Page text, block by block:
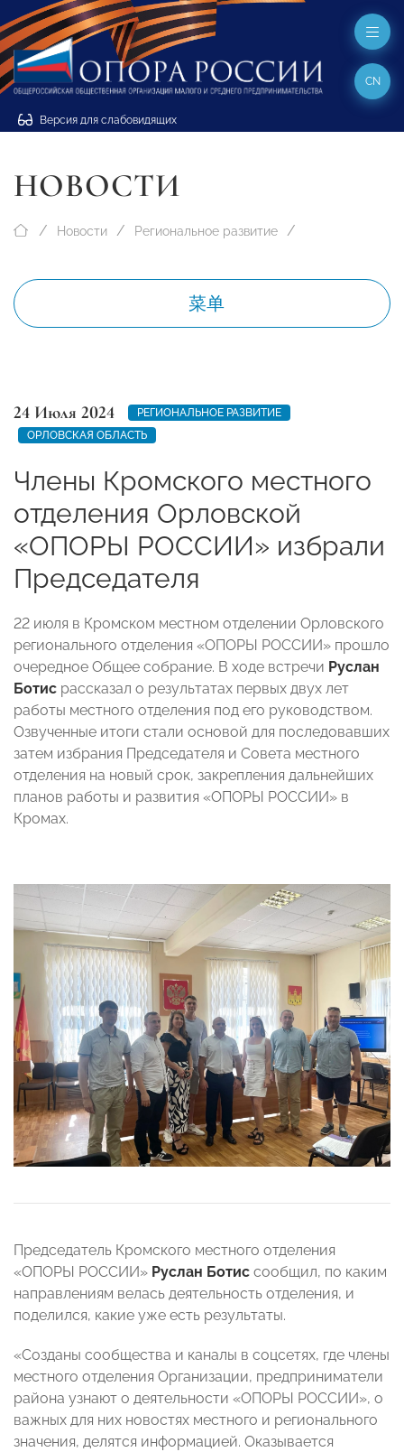
Версия для слабовидящих
CN
НОВОСТИ
Новости Региональное развитие
菜单
24 Июля 2024
РЕГИОНАЛЬНОЕ РАЗВИТИЕ
ОРЛОВСКАЯ ОБЛАСТЬ
Члены Кромского местного
отделения Орловской
«ОПОРЫ РОССИИ» избрали
Председателя
22 июля в Кромском местном отделении Орловского
регионального отделения «ОПОРЫ РОССИИ» прошло
очередное Общее собрание. В ходе встречи Руслан
Ботис рассказал о результатах первых двух лет
работы местного отделения под его руководством.
Озвученные итоги стали основой для последовавших
затем избрания Председателя и Совета местного
отделения на новый срок, закрепления дальнейших
планов работы и развития «ОПОРЫ РОССИИ» в
Кромах.
Председатель Кромского местного отделения
«ОПОРЫ РОССИИ» Руслан Ботис сообщил, по каким
направлениям велась деятельность отделения, и
поделился, какие уже есть результаты.
«Созданы сообщества и каналы в соцсетях, где члены
местного отделения Организации, предприниматели
района узнают о деятельности «ОПОРЫ РОССИИ», о
важных для них новостях местного и регионального
значения, делятся информацией. Оказывается